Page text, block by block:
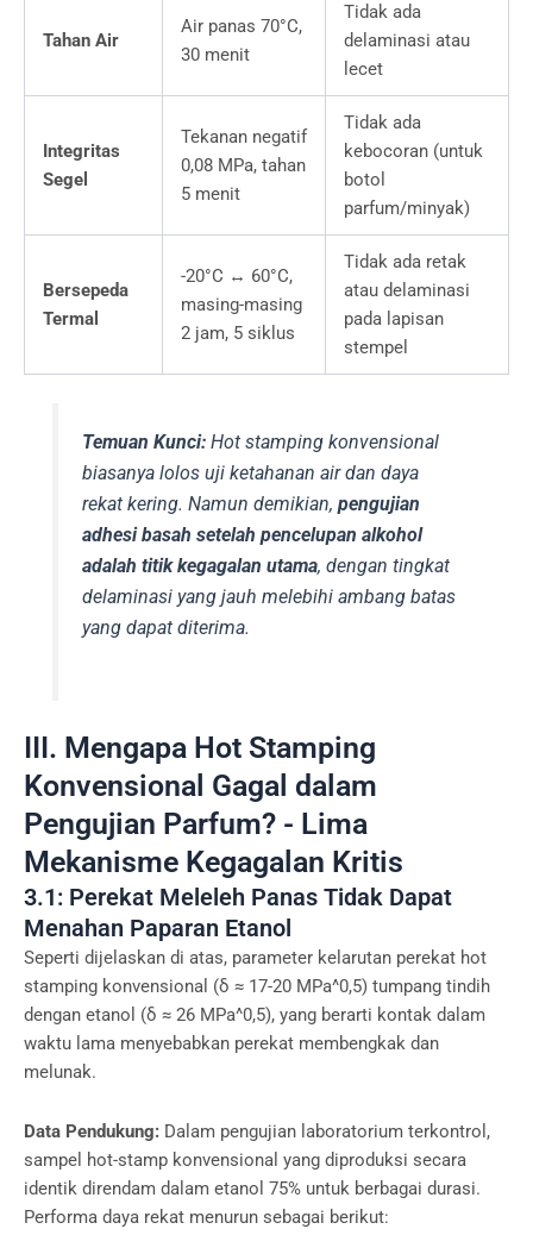
Tahan Air
Air panas 70°C,
30 menit
Tidak ada
delaminasi atau
lecet
Integritas
Segel
Tekanan negatif
0,08 MPa, tahan
5 menit
Tidak ada
kebocoran (untuk
botol
parfum/minyak)
Bersepeda
Termal
-20°C ↔ 60°C,
masing-masing
2 jam, 5 siklus
Tidak ada retak
atau delaminasi
pada lapisan
stempel
Temuan Kunci: Hot stamping konvensional
biasanya lolos uji ketahanan air dan daya
rekat kering. Namun demikian,pengujian
adhesi basah setelah pencelupan alkohol
adalah titik kegagalan utama, dengan tingkat
delaminasi yang jauh melebihi ambang batas
yang dapat diterima.
III. Mengapa Hot Stamping
Konvensional Gagal dalam
Pengujian Parfum? - Lima
Mekanisme Kegagalan Kritis
3.1: Perekat Meleleh Panas Tidak Dapat
Menahan Paparan Etanol
Seperti dijelaskan di atas, parameter kelarutan perekat hot
stamping konvensional (δ ≈ 17-20 MPa^0,5) tumpang tindih
dengan etanol (δ ≈ 26 MPa^0,5), yang berarti kontak dalam
waktu lama menyebabkan perekat membengkak dan
melunak.
Data Pendukung: Dalam pengujian laboratorium terkontrol,
sampel hot-stamp konvensional yang diproduksi secara
identik direndam dalam etanol 75% untuk berbagai durasi.
Performa daya rekat menurun sebagai berikut: